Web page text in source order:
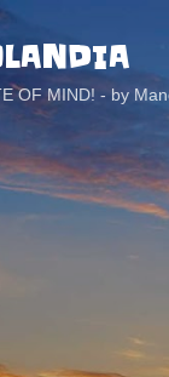
OF MIND! - by